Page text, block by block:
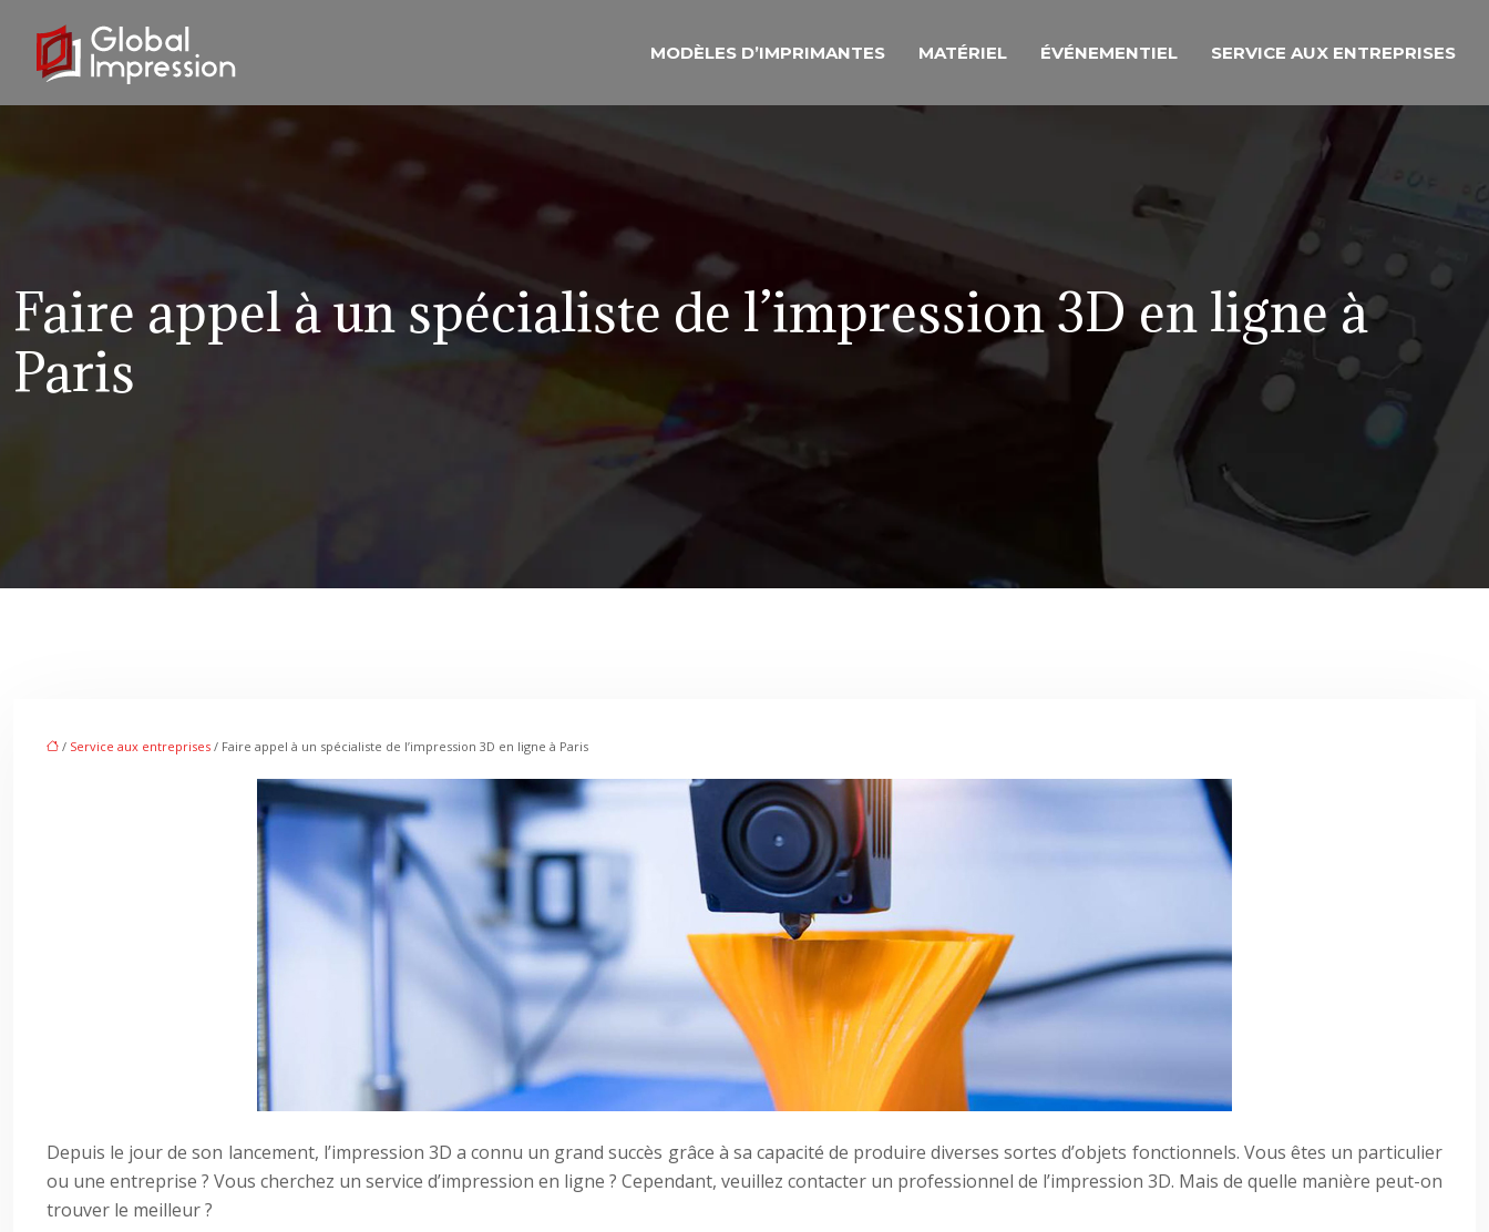
MODÈLES D’IMPRIMANTES MATÉRIEL ÉVÉNEMENTIEL SERVICE AUX ENTREPRISES
Faire appel à un spécialiste de l’impression 3D en ligne à
Paris
/ Service aux entreprises / Faire appel à un spécialiste de l’impression 3D en ligne à Paris
Depuis le jour de son lancement, l’impression 3D a connu un grand succès grâce à sa capacité de produire diverses sortes d’objets fonctionnels. Vous êtes un particulier
ou une entreprise ? Vous cherchez un service d’impression en ligne ? Cependant, veuillez contacter un professionnel de l’impression 3D. Mais de quelle manière peut-on
trouver le meilleur ?